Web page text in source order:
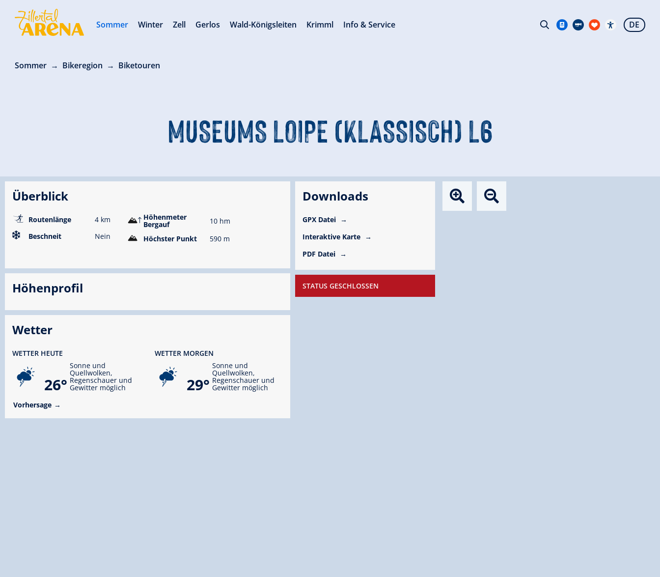
Sommer Bikeregion Biketouren
MUSEUMS LOIPE (KLASSISCH) L6
Überblick
🅇 Routenlänge
4 km
Beschneit
Nein
Höhenmeter
Bergauf
10 hm
Höchster Punkt
590 m
Höhenprofil
Wetter
WETTER HEUTE
26°
Sonne und
Quellwolken,
Regenschauer und
Gewitter möglich
WETTER MORGEN
29°
Sonne und
Quellwolken,
Regenschauer und
Gewitter möglich
Vorhersage
Downloads
GPX Datei
Interaktive Karte
PDF Datei
STATUS GESCHLOSSEN
Sommer Winter Zell Gerlos Wald-Königsleiten Krimml Info & Service DE